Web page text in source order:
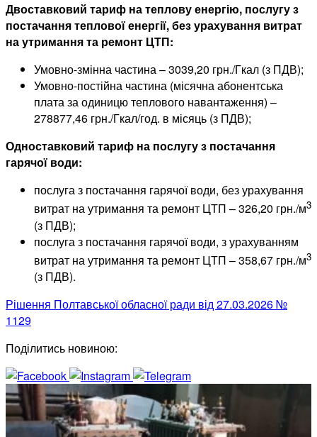
Двоставковий тариф на теплову енергію, послугу з
постачання теплової енергії, без урахування витрат
на утримання та ремонт ЦТП:
Умовно-змінна частина – 3039,20 грн./Гкал (з ПДВ);
Умовно-постійна частина (місячна абонентська
плата за одиницю теплового навантаження) –
278877,46 грн./Гкал/год. в місяць (з ПДВ);
Одноставковий тариф на послугу з постачання
гарячої води:
послуга з постачання гарячої води, без урахування
витрат на утримання та ремонт ЦТП – 326,20 грн./м3
(з ПДВ);
послуга з постачання гарячої води, з урахуванням
витрат на утримання та ремонт ЦТП – 358,67 грн./м3
(з ПДВ).
Рішення Полтавської обласної ради від 27.03.2026 №
1129
Поділитись новиною: